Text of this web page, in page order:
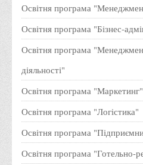
Чому варто
Освітня програма "Економічна
Освітня програма "Психологія"
Освітня програма "Реклама і
Освітня програма "Економіка"